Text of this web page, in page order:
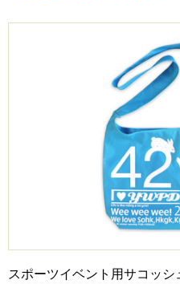
スポーツイベント用サコッシ